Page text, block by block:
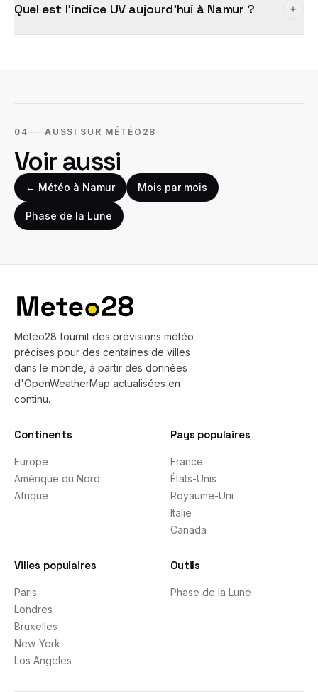
Quel est l'indice UV aujourd'hui à Namur ?
04 AUSSI SUR MÉTÉO28
Voir aussi
← Météo à Namur Mois par mois
Phase de la Lune
Météo28 fournit des prévisions météo
précises pour des centaines de villes
dans le monde, à partir des données
d'OpenWeatherMap actualisées en
continu.
Continents
Europe
Amérique du Nord
Afrique
Pays populaires
France
États-Unis
Royaume-Uni
Italie
Canada
Villes populaires
Paris
Londres
Bruxelles
New-York
Los Angeles
Outils
Phase de la Lune